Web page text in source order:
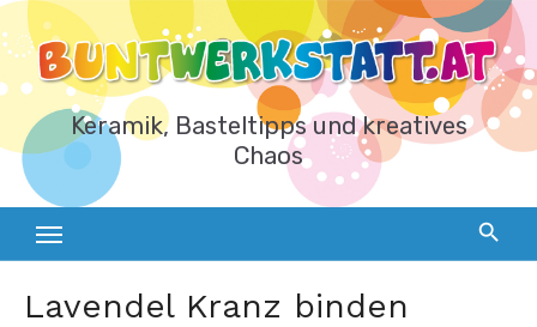
Zum
Inhalt
springen
Keramik, Basteltipps und kreatives
Chaos
Lavendel Kranz binden